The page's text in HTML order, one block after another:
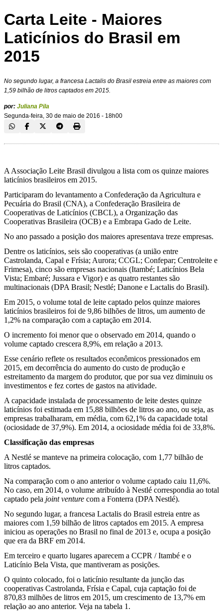
Carta Leite - Maiores
Laticínios do Brasil em
2015
No segundo lugar, a francesa Lactalis do Brasil estreia entre as maiores com
1,59 bilhão de litros captados em 2015.
por: Juliana Pila
Segunda-feira, 30 de maio de 2016 - 18h00
A Associação Leite Brasil divulgou a lista com os quinze maiores
laticínios brasileiros em 2015.
Participaram do levantamento a Confederação da Agricultura e
Pecuária do Brasil (CNA), a Confederação Brasileira de
Cooperativas de Laticínios (CBCL), a Organização das
Cooperativas Brasileira (OCB) e a Embrapa Gado de Leite.
No ano passado a posição dos maiores apresentava treze empresas.
Dentre os laticínios, seis são cooperativas (a união entre
Castrolanda, Capal e Frísia; Aurora; CCGL; Confepar; Centroleite e
Frimesa), cinco são empresas nacionais (Itambé; Laticínios Bela
Vista; Embaré; Jussara e Vigor) e as quatro restantes são
multinacionais (DPA Brasil; Nestlé; Danone e Lactalis do Brasil).
Em 2015, o volume total de leite captado pelos quinze maiores
laticínios brasileiros foi de 9,86 bilhões de litros, um aumento de
1,2% na comparação com a captação em 2014.
O incremento foi menor que o observado em 2014, quando o
volume captado crescera 8,9%, em relação a 2013.
Esse cenário reflete os resultados econômicos pressionados em
2015, em decorrência do aumento do custo de produção e
estreitamento da margem do produtor, que por sua vez diminuiu os
investimentos e fez cortes de gastos na atividade.
A capacidade instalada de processamento de leite destes quinze
laticínios foi estimada em 15,88 bilhões de litros ao ano, ou seja, as
empresas trabalharam, em média, com 62,1% da capacidade total
(ociosidade de 37,9%). Em 2014, a ociosidade média foi de 33,8%.
Classificação das empresas
A Nestlé se manteve na primeira colocação, com 1,77 bilhão de
litros captados.
Na comparação com o ano anterior o volume captado caiu 11,6%.
No caso, em 2014, o volume atribuído à Nestlé correspondia ao total
captado pela joint venture com a Fonterra (DPA Nestlé).
No segundo lugar, a francesa Lactalis do Brasil estreia entre as
maiores com 1,59 bilhão de litros captados em 2015. A empresa
iniciou as operações no Brasil no final de 2013 e, ocupa a posição
que era da BRF em 2014.
Em terceiro e quarto lugares aparecem a CCPR / Itambé e o
Laticínio Bela Vista, que mantiveram as posições.
O quinto colocado, foi o laticínio resultante da junção das
cooperativas Castrolanda, Frísia e Capal, cuja captação foi de
870,83 milhões de litros em 2015, um crescimento de 13,7% em
relação ao ano anterior. Veja na tabela 1.